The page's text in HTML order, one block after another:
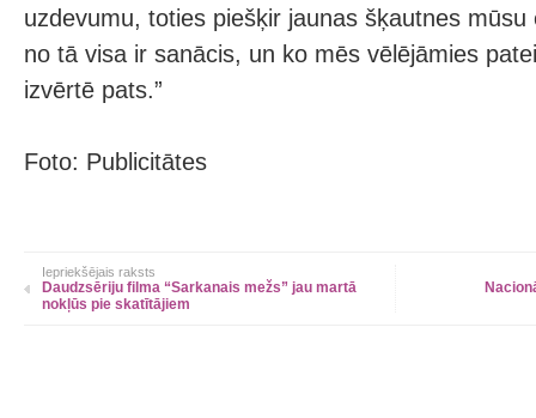
uzdevumu, toties piešķir jaunas šķautnes
no tā visa ir sanācis, un ko mēs vēlējāmies
izvērtē pats.”
Foto: Publicitātes
Iepriekšējais raksts
Daudzsēriju filma “Sarkanais mežs” jau martā
nokļūs pie skatītājiem